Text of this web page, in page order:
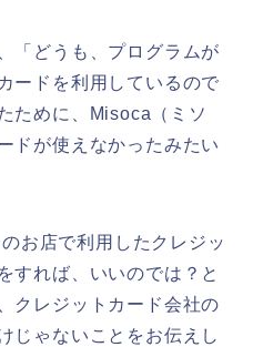
「どうも、プログラムが
ードを利用しているので
ために、Misoca（ミソ
ドが使えなかったみたい
お店で利用したクレジッ
すれば、いいのでは？と
クレジットカード会社の
じゃないことをお伝えし